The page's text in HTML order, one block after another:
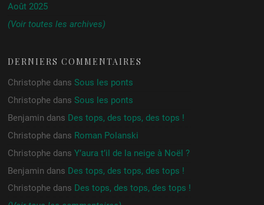
Août 2025
(Voir toutes les archives)
DERNIERS COMMENTAIRES
Christophe dans Sous les ponts
Christophe dans Sous les ponts
Benjamin dans Des tops, des tops, des tops !
Christophe dans Roman Polanski
Christophe dans Y’aura t’il de la neige à Noël ?
Benjamin dans Des tops, des tops, des tops !
Christophe dans Des tops, des tops, des tops !